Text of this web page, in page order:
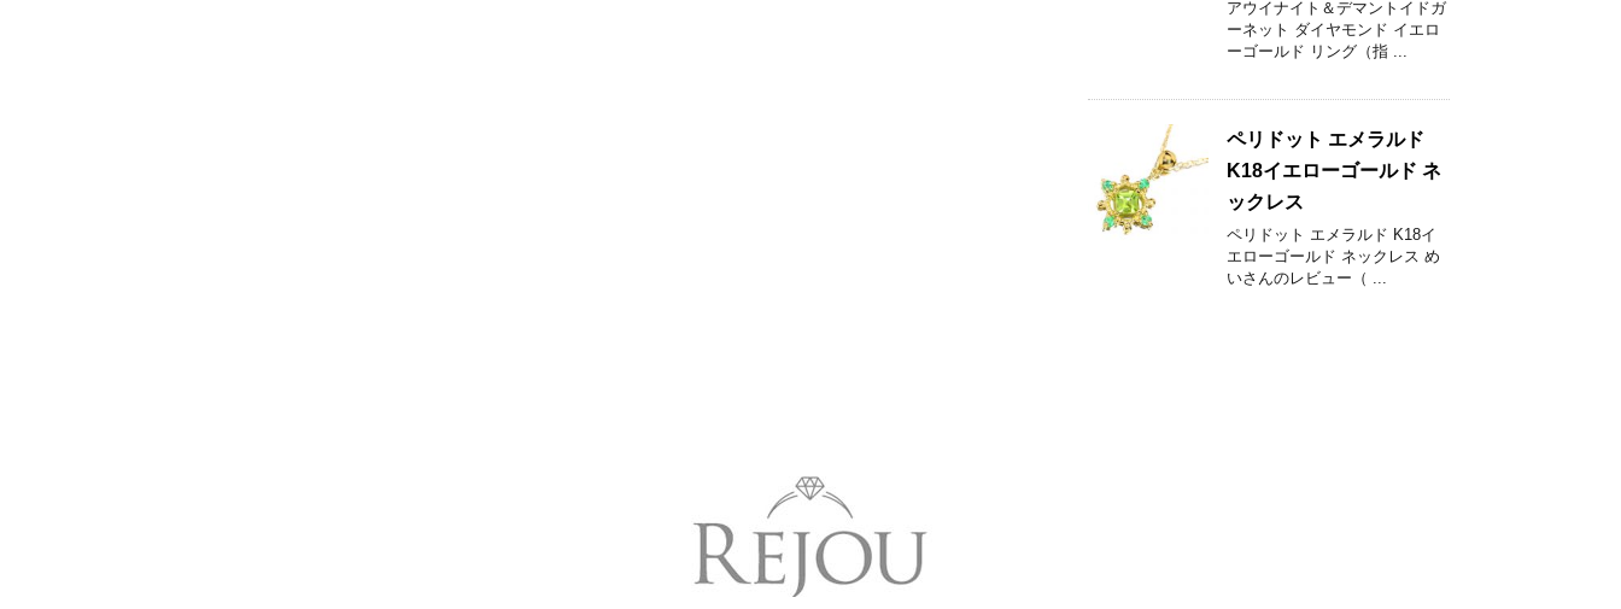
アウイナイト＆デマントイドガ
ーネット ダイヤモンド イエロ
ーゴールド リング（指 ...
ペリドット エメラルド
K18イエローゴールド ネ
ックレス
ペリドット エメラルド K18イ
エローゴールド ネックレス め
いさんのレビュー（ ...